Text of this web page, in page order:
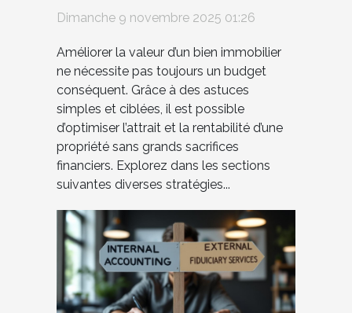
peu d'investissement
Dimanche 9 novembre 2025 01:26
Améliorer la valeur d’un bien immobilier
ne nécessite pas toujours un budget
conséquent. Grâce à des astuces
simples et ciblées, il est possible
d’optimiser l’attrait et la rentabilité d’une
propriété sans grands sacrifices
financiers. Explorez dans les sections
suivantes diverses stratégies...